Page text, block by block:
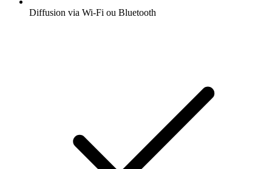
Diffusion via Wi-Fi ou Bluetooth